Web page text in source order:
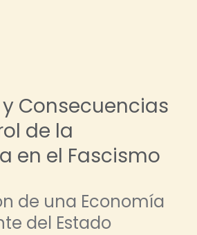
Consecuencias
de la
en el Fascismo
de una Economía
del Estado